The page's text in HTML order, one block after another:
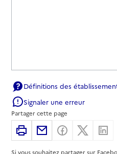
Définitions des
Signaler une erreur
Partager cette page
ImprimerPartager par email
Partager sur
Si vous souhaitez partager sur